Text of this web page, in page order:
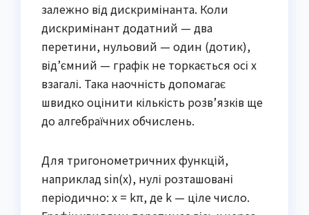
залежно від дискримінанта. Коли
дискримінант додатний — два
перетини, нульовий — один (дотик),
від’ємний — графік не торкається осі x
взагалі. Така наочність допомагає
швидко оцінити кількість розв’язків ще
до алгебраїчних обчислень.
Для тригонометричних функцій,
наприклад sin(x), нулі розташовані
періодично: x = kπ, де k — ціле число.